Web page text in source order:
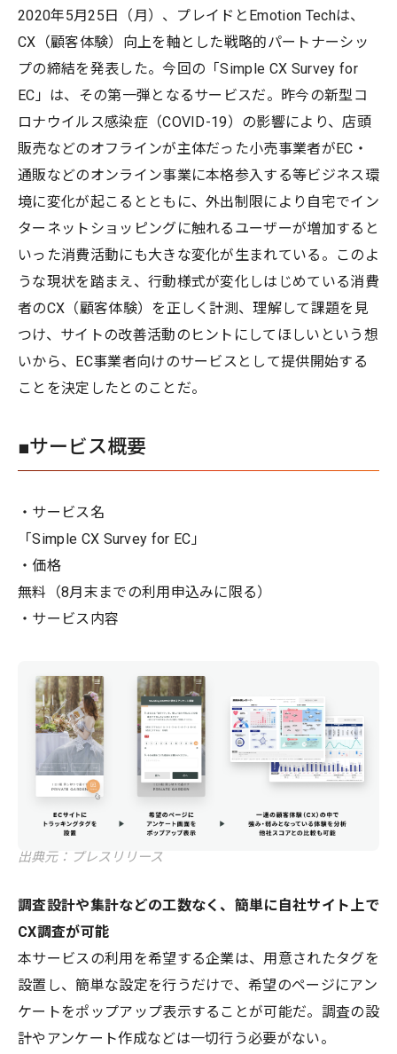
2020年5月25日（月）、プレイドとEmotion Techは、
CX（顧客体験）向上を軸とした戦略的パートナーシッ
プの締結を発表した。今回の「Simple CX Survey for
EC」は、その第一弾となるサービスだ。昨今の新型コ
ロナウイルス感染症（COVID-19）の影響により、店頭
販売などのオフラインが主体だった小売事業者がEC・
通販などのオンライン事業に本格参入する等ビジネス環
境に変化が起こるとともに、外出制限により自宅でイン
ターネットショッピングに触れるユーザーが増加すると
いった消費活動にも大きな変化が生まれている。このよ
うな現状を踏まえ、行動様式が変化しはじめている消費
者のCX（顧客体験）を正しく計測、理解して課題を見
つけ、サイトの改善活動のヒントにしてほしいという想
いから、EC事業者向けのサービスとして提供開始する
ことを決定したとのことだ。
■サービス概要
・サービス名
「Simple CX Survey for EC」
・価格
無料（8月末までの利用申込みに限る）
・サービス内容
出典元：プレスリリース
調査設計や集計などの工数なく、簡単に自社サイト上で
CX調査が可能
本サービスの利用を希望する企業は、用意されたタグを
設置し、簡単な設定を行うだけで、希望のページにアン
ケートをポップアップ表示することが可能だ。調査の設
計やアンケート作成などは一切行う必要がない。